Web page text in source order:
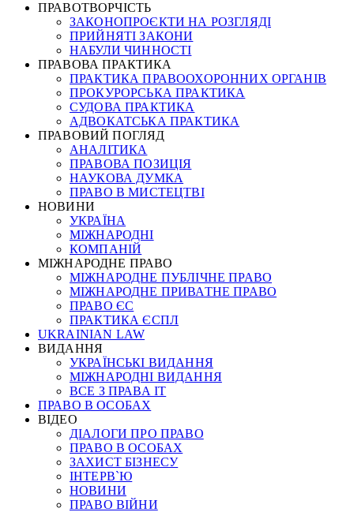
ПРАВОТВОРЧІСТЬ
ЗАКОНОПРОЄКТИ НА РОЗГЛЯДІ
ПРИЙНЯТІ ЗАКОНИ
НАБУЛИ ЧИННОСТІ
ПРАВОВА ПРАКТИКА
ПРАКТИКА ПРАВООХОРОННИХ ОРГАНІВ
ПРОКУРОРСЬКА ПРАКТИКА
СУДОВА ПРАКТИКА
АДВОКАТСЬКА ПРАКТИКА
ПРАВОВИЙ ПОГЛЯД
АНАЛІТИКА
ПРАВОВА ПОЗИЦІЯ
НАУКОВА ДУМКА
ПРАВО В МИСТЕЦТВІ
НОВИНИ
УКРАЇНА
МІЖНАРОДНІ
КОМПАНІЙ
МІЖНАРОДНЕ ПРАВО
МІЖНАРОДНЕ ПУБЛІЧНЕ ПРАВО
МІЖНАРОДНЕ ПРИВАТНЕ ПРАВО
ПРАВО ЄС
ПРАКТИКА ЄСПЛ
UKRAINIAN LAW
ВИДАННЯ
УКРАЇНСЬКІ ВИДАННЯ
МІЖНАРОДНІ ВИДАННЯ
ВСЕ З ПРАВА ІТ
ПРАВО В ОСОБАХ
ВІДЕО
ДІАЛОГИ ПРО ПРАВО
ПРАВО В ОСОБАХ
ЗАХИСТ БІЗНЕСУ
ІНТЕРВ`Ю
НОВИНИ
ПРАВО ВІЙНИ